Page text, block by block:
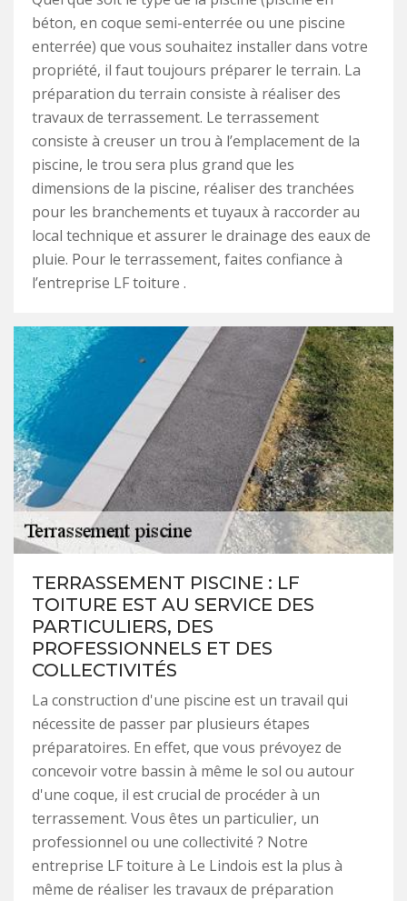
béton, en coque semi-enterrée ou une piscine
enterrée) que vous souhaitez installer dans votre
propriété, il faut toujours préparer le terrain. La
préparation du terrain consiste à réaliser des
travaux de terrassement. Le terrassement
consiste à creuser un trou à l’emplacement de la
piscine, le trou sera plus grand que les
dimensions de la piscine, réaliser des tranchées
pour les branchements et tuyaux à raccorder au
local technique et assurer le drainage des eaux de
pluie. Pour le terrassement, faites confiance à
l’entreprise LF toiture .
TERRASSEMENT PISCINE : LF
TOITURE EST AU SERVICE DES
PARTICULIERS, DES
PROFESSIONNELS ET DES
COLLECTIVITÉS
La construction d'une piscine est un travail qui
nécessite de passer par plusieurs étapes
préparatoires. En effet, que vous prévoyez de
concevoir votre bassin à même le sol ou autour
d'une coque, il est crucial de procéder à un
terrassement. Vous êtes un particulier, un
professionnel ou une collectivité ? Notre
entreprise LF toiture à Le Lindois est la plus à
même de réaliser les travaux de préparation